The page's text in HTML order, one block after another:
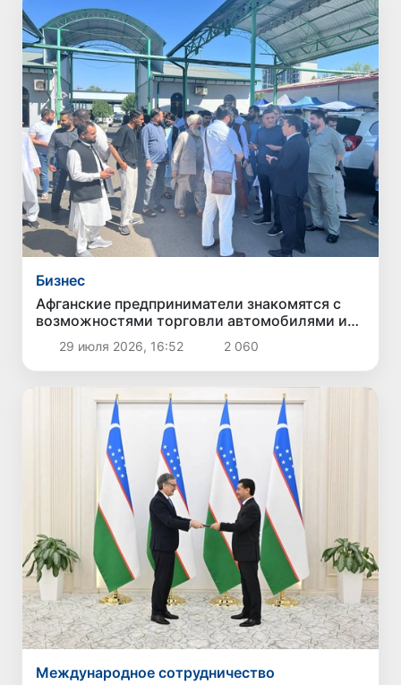
Бизнес
Афганские предприниматели знакомятся с
возможностями торговли автомобилями и
запасными частями в Ташкенте
29 июля 2026, 16:52 2 060
Международное сотрудничество